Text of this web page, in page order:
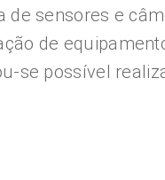
de sensores e
de
se possível